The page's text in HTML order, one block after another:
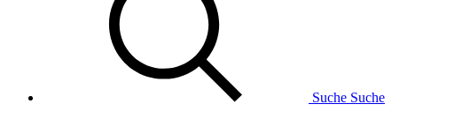
Suche Suche